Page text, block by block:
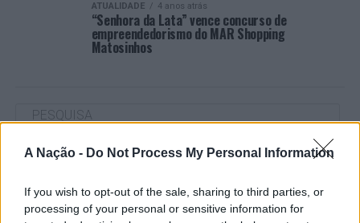
A Nação - Do Not Process My Personal Information
If you wish to opt-out of the sale, sharing to third parties, or
processing of your personal or sensitive information for
ATUALIDADE 4 anos atrás
“Senhora da Lata” vence concurso de
empreendedorismo do MAR Shopping
Matosinhos
ARTIGOS RECENTES
“Millennium Estoril Open 2026” regressou ao circuito ATP
com vitória do francês Luca Van Assche